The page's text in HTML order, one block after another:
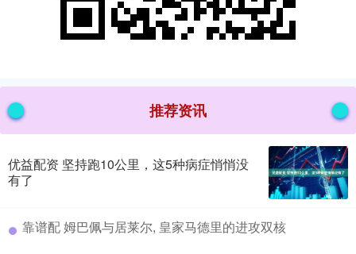
推荐资讯
优益配资 坚持跑10公里，这5种病症悄悄没
有了
​靠谱配 姆巴佩与居莱尔, 皇家马德里的进攻双核